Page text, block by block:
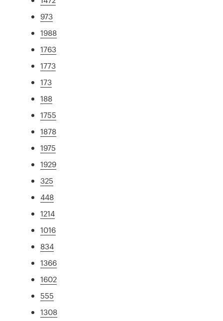
973
1988
1763
1773
173
188
1755
1878
1975
1929
325
448
1214
1016
834
1366
1602
555
1308